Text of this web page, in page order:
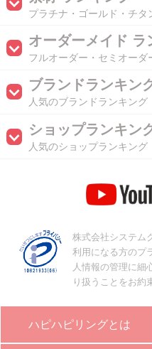
プラチナ・ゴールド・チ
オーダーメイド ラ
フルオーダー・セミオーダ
ブランドランキン
人気のブランドランキング
ショップランキン
人気のショップランキング
株式会社システム
利用になる方のプ
人情報の管理に細
り扱うことをお約
ハピハピリングとは